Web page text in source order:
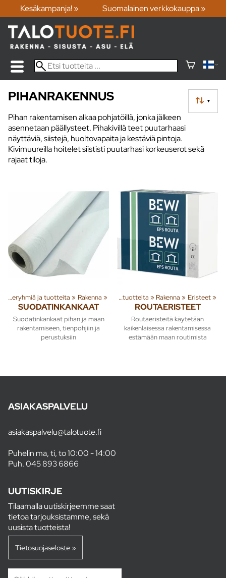
Kesäkampanja! » Suomalainen verkkokauppa »
▼
PIHANRAKENNUS
Pihan rakentamisen alkaa pohjatöillä, jonka jälkeen
asennetaan päällysteet. Pihakivillä teet puutarhaasi
näyttäviä, siistejä, huoltovapaita ja kestäviä pintoja.
Kivimuureilla hoitelet siististi puutarhasi korkeuserot sekä
rajaat tiloja.
Tuoteryhmiä ja tuotteita ‪» Rakenna ‪»
SUODATINKANKAAT
Suodatinkankaat pihan ja maan
rakentamiseen, tienpohjiin ja
perustuksiin
Tuoteryhmiä ja tuotteita ‪» Rakenna ‪» Eristeet‪»
ROUTAERISTEET
Routaeristeitä käytetään
kaikenlaisessa rakentamisessa
estämään maan routimista
ASIAKASPALVELU
asiakaspalvelu@talotuote.fi
Puhelin ma, ti, to 10:00 - 14:00
Puh.045 893 6866
UUTISKIRJE
Tilaamalla uutiskirjeemme saat
tietoa tarjouksistamme, sekä
uusista tuotteista!
Tietosuojaseloste »